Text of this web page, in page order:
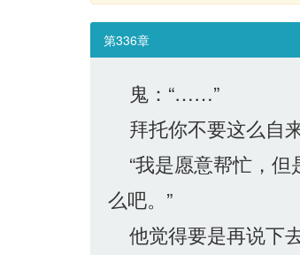
第336章
鬼：“……”
拜托你不要这么自
“我是愿意帮忙，但
么吧。”
他觉得要是再说下